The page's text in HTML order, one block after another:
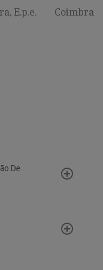
E.p.e. Coimbra
De